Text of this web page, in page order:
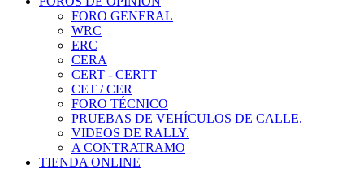
FORO GENERAL
WRC
ERC
CERA
CERT - CERTT
CET / CER
FORO TÉCNICO
PRUEBAS DE VEHÍCULOS DE CALLE.
VIDEOS DE RALLY.
A CONTRATRAMO
TIENDA ONLINE